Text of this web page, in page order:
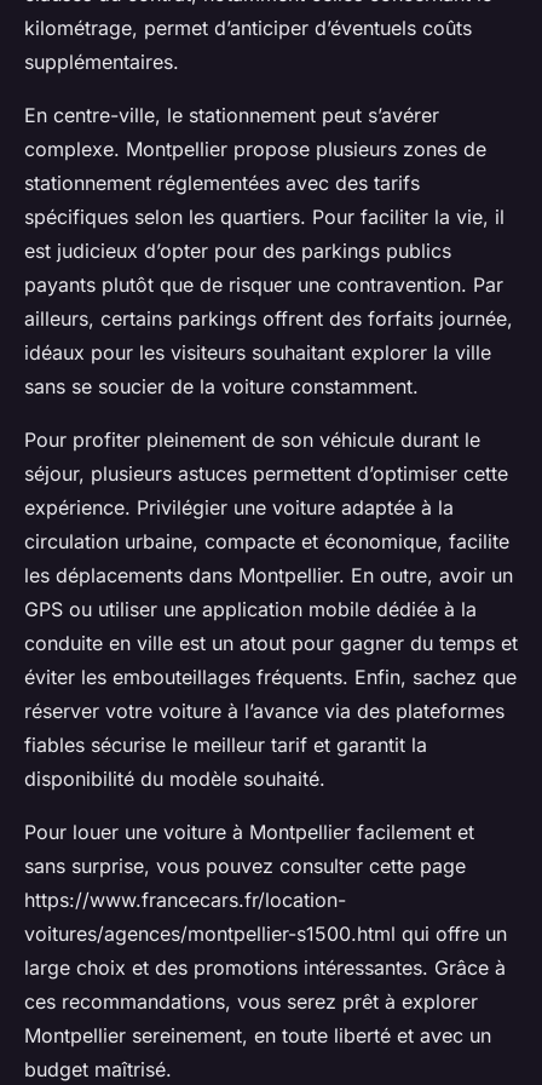
kilométrage, permet d’anticiper d’éventuels coûts
supplémentaires.
En centre-ville, le stationnement peut s’avérer
complexe. Montpellier propose plusieurs zones de
stationnement réglementées avec des tarifs
spécifiques selon les quartiers. Pour faciliter la vie, il
est judicieux d’opter pour des parkings publics
payants plutôt que de risquer une contravention. Par
ailleurs, certains parkings offrent des forfaits journée,
idéaux pour les visiteurs souhaitant explorer la ville
sans se soucier de la voiture constamment.
Pour profiter pleinement de son véhicule durant le
séjour, plusieurs astuces permettent d’optimiser cette
expérience. Privilégier une voiture adaptée à la
circulation urbaine, compacte et économique, facilite
les déplacements dans Montpellier. En outre, avoir un
GPS ou utiliser une application mobile dédiée à la
conduite en ville est un atout pour gagner du temps et
éviter les embouteillages fréquents. Enfin, sachez que
réserver votre voiture à l’avance via des plateformes
fiables sécurise le meilleur tarif et garantit la
disponibilité du modèle souhaité.
Pour louer une voiture à Montpellier facilement et
sans surprise, vous pouvez consulter cette page
https://www.francecars.fr/location-
voitures/agences/montpellier-s1500.html qui offre un
large choix et des promotions intéressantes. Grâce à
ces recommandations, vous serez prêt à explorer
Montpellier sereinement, en toute liberté et avec un
budget maîtrisé.